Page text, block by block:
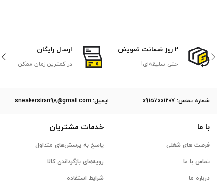
2 روز ضمانت تعویض
حتی سلیقه‌ای!
ارسال رایگان
در کمترین زمان ممکن
ﺷﻤﺎره ﺗﻤﺎس: 09157001207 ایمیل: sneakersiran98@gmail.com
با ما
فرصت های شغلی
تماس با ما
درباره ما
خدمات مشتریان
پاسخ به پرسش‌های متداول
رویه‌های بازگرداندن کالا
شرایط استفاده